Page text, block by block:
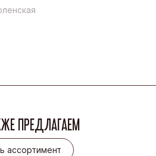
ПРЕДЛАГАЕМ
ассортимент
ассортимент